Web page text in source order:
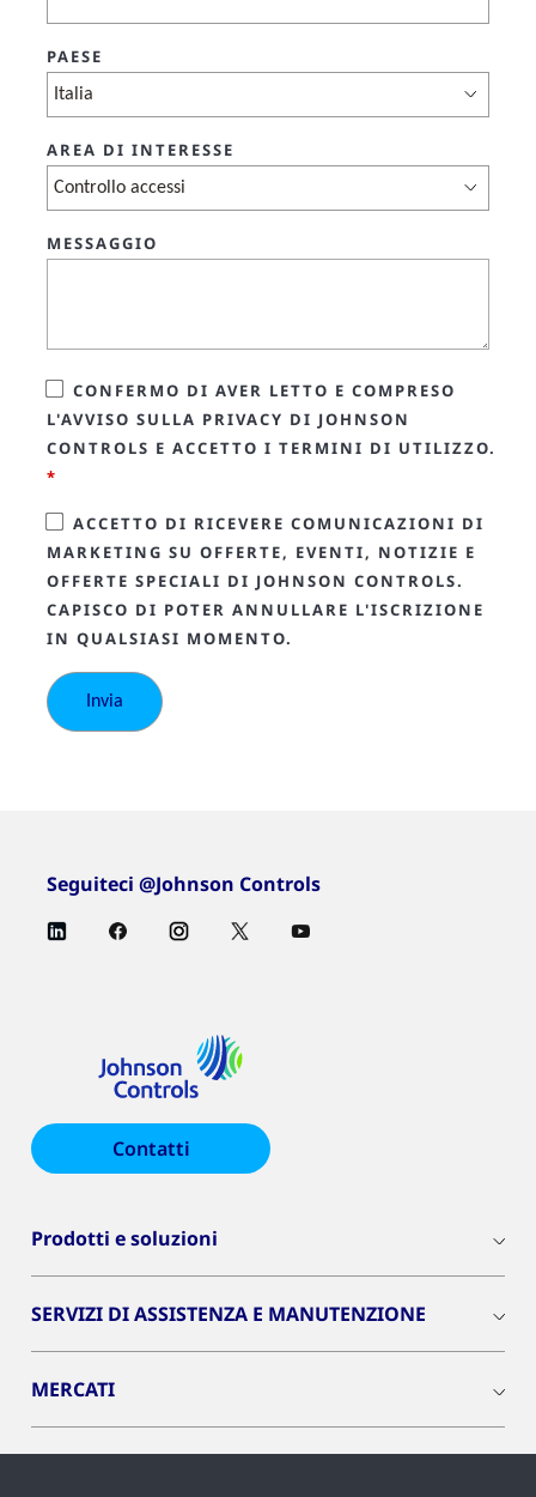
PAESE
AREA DI INTERESSE
MESSAGGIO
CONFERMO DI AVER LETTO E COMPRESO
L'AVVISO SULLA PRIVACY DI JOHNSON
CONTROLS E ACCETTO I TERMINI DI UTILIZZO.
*
ACCETTO DI RICEVERE COMUNICAZIONI DI
MARKETING SU OFFERTE, EVENTI, NOTIZIE E
OFFERTE SPECIALI DI JOHNSON CONTROLS.
CAPISCO DI POTER ANNULLARE L'ISCRIZIONE
IN QUALSIASI MOMENTO.
Seguiteci @Johnson Controls
Contatti
Prodotti e soluzioni
SERVIZI DI ASSISTENZA E MANUTENZIONE
MERCATI